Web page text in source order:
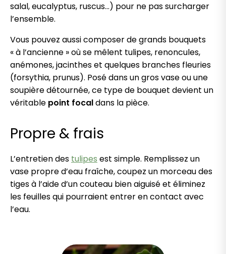
salal, eucalyptus, ruscus…) pour ne pas surcharger
l’ensemble.
Vous pouvez aussi composer de grands bouquets
« à l’ancienne » où se mêlent tulipes, renoncules,
anémones, jacinthes et quelques branches fleuries
(forsythia, prunus). Posé dans un gros vase ou une
soupière détournée, ce type de bouquet devient un
véritable point focaldans la pièce.
Propre & frais
L’entretien des tulipes est simple. Remplissez un
vase propre d’eau fraîche, coupez un morceau des
tiges à l’aide d’un couteau bien aiguisé et éliminez
les feuilles qui pourraient entrer en contact avec
l’eau.